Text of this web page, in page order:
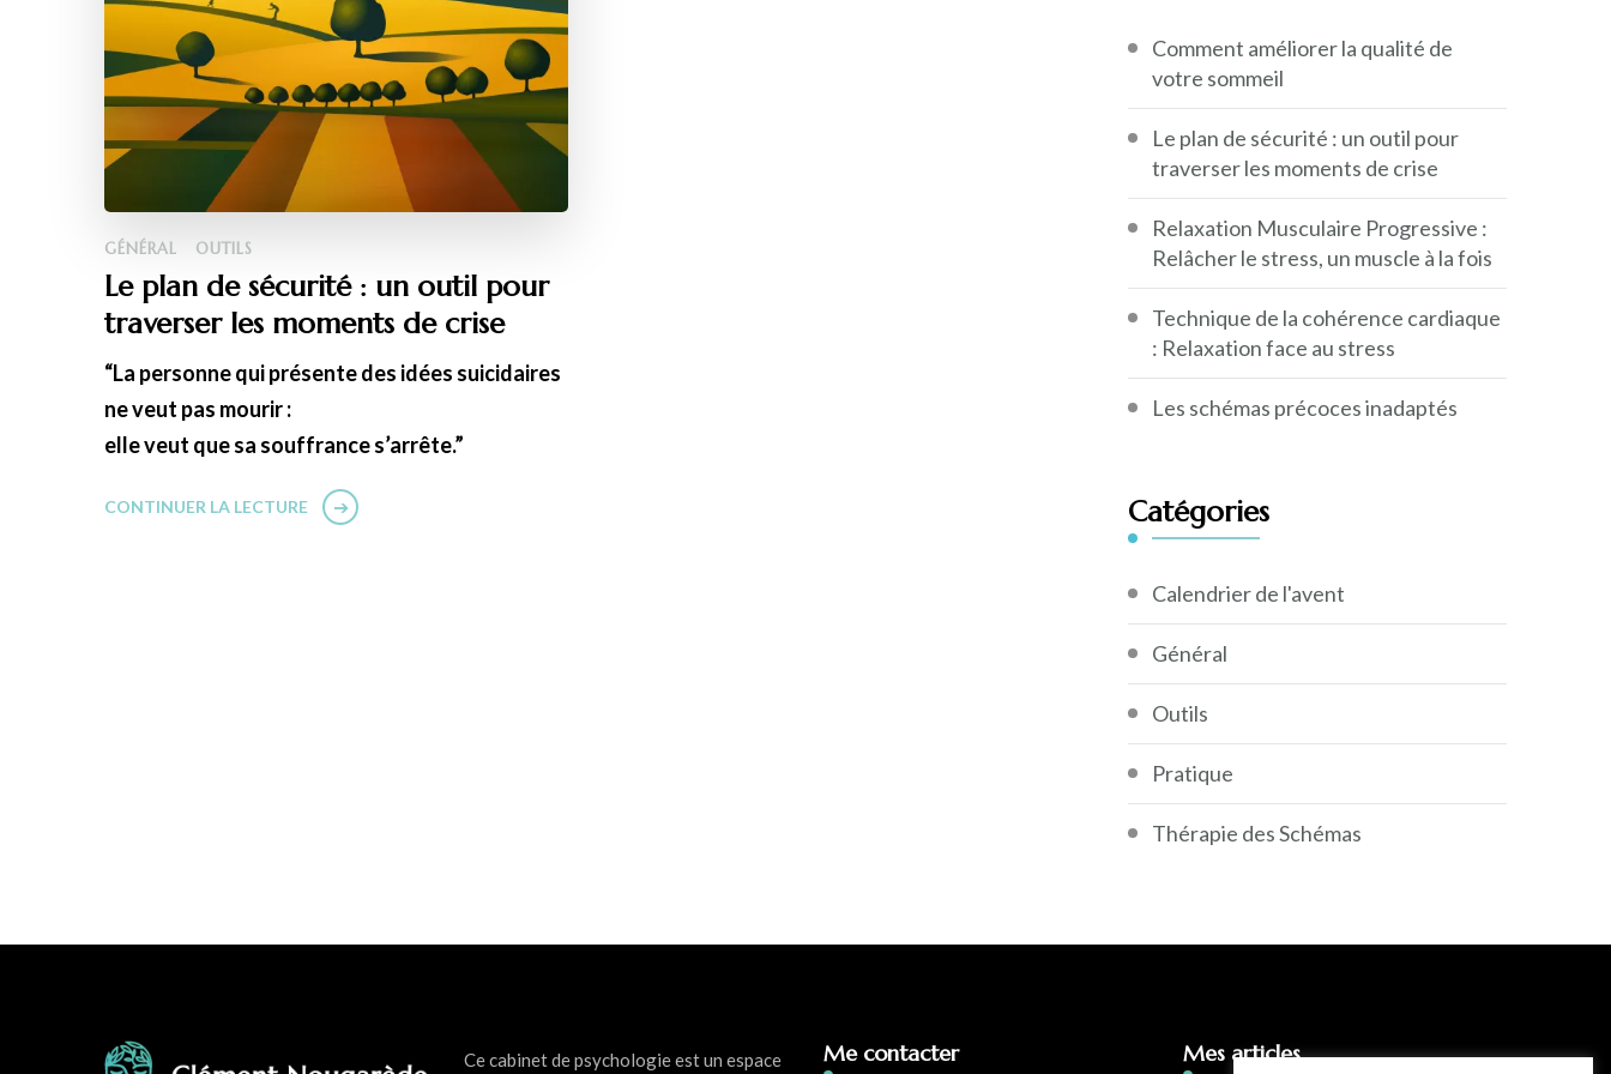
GÉNÉRAL OUTILS
Le plan de sécurité : un outil pour
traverser les moments de crise
“La personne qui présente des idées suicidaires
ne veut pas mourir :
elle veut que sa souffrance s’arrête.”
CONTINUER LA LECTURE
Comment améliorer la qualité de
votre sommeil
Le plan de sécurité : un outil pour
traverser les moments de crise
Relaxation Musculaire Progressive :
Relâcher le stress, un muscle à la fois
Technique de la cohérence cardiaque
: Relaxation face au stress
Les schémas précoces inadaptés
Catégories
Calendrier de l'avent
Général
Outils
Pratique
Thérapie des Schémas
Ce cabinet de psychologie est un espace Me contacter Mes articles